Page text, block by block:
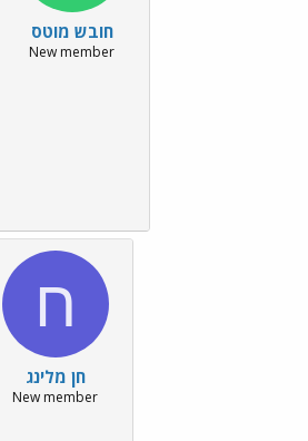
חובש מוטס
New member
ח
חן מלינג
New member